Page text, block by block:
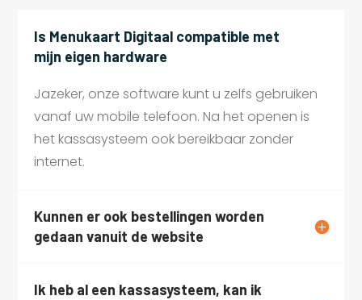
Is Menukaart Digitaal compatible met
mijn eigen hardware
Jazeker, onze software kunt u zelfs gebruiken
vanaf uw mobile telefoon. Na het openen is
het kassasysteem ook bereikbaar zonder
internet.
Kunnen er ook bestellingen worden
gedaan vanuit de website
Ik heb al een kassasysteem, kan ik